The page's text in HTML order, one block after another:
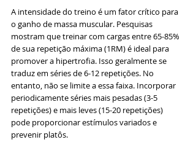
A intensidade do treino é um fator crítico para
o ganho de massa muscular. Pesquisas
mostram que treinar com cargas entre 65-85%
de sua repetição máxima (1RM) é ideal para
promover a hipertrofia. Isso geralmente se
traduz em séries de 6-12 repetições. No
entanto, não se limite a essa faixa. Incorporar
periodicamente séries mais pesadas (3-5
repetições) e mais leves (15-20 repetições)
pode proporcionar estímulos variados e
prevenir platôs.